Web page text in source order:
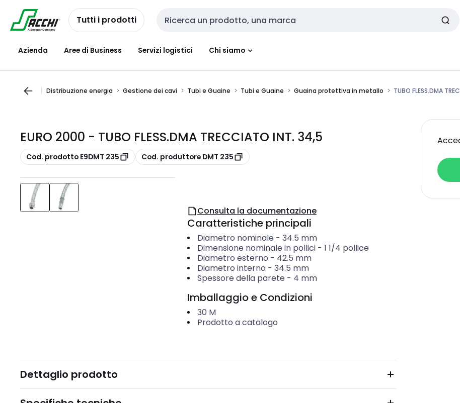
navigazione
Salta al
contenutoTutti i prodotti Cerca input
Azienda Aree di Business Servizi logistici Chi siamo
Distribuzione energia Gestione dei cavi Tubi e Guaine Tubi e Guaine Guaina protettiva in metallo TUBO FLESS.DMA
EURO 2000 - TUBO FLESS.DMA TRECCIATO INT. 34,5
copia
Cod. prodotto E9DMT 235 copia
Cod. produttore DMT 235
Consulta la documentazione
Caratteristiche principali
Diametro nominale - 34.5 mm
Dimensione nominale in pollici- 1 1/4 pollice
Diametro esterno - 42.5 mm
Diametro interno - 34.5 mm
Spessore della parete - 4 mm
Imballaggio e Condizioni
30 M
Prodotto a catalogo
Dettaglio prodotto